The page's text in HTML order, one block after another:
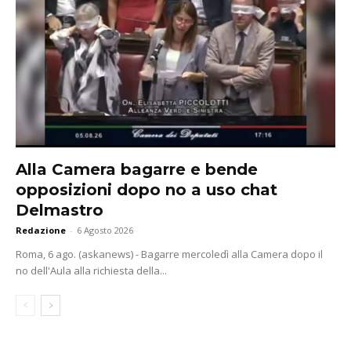
Alla Camera bagarre e bende
opposizioni dopo no a uso chat
Delmastro
Redazione - 6 Agosto 2026
Roma, 6 ago. (askanews) - Bagarre mercoledì alla Camera dopo il
no dell'Aula alla richiesta della...